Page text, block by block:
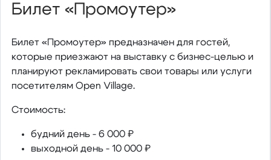
Билет «Промоутер»
Билет «Промоутер» предназначен для гостей,
которые приезжают на выставку с бизнес-целью и
планируют рекламировать свои товары или услуги
посетителям Open Village.
Стоимость:
будний день - 6 000 ₽
выходной день - 10 000 ₽